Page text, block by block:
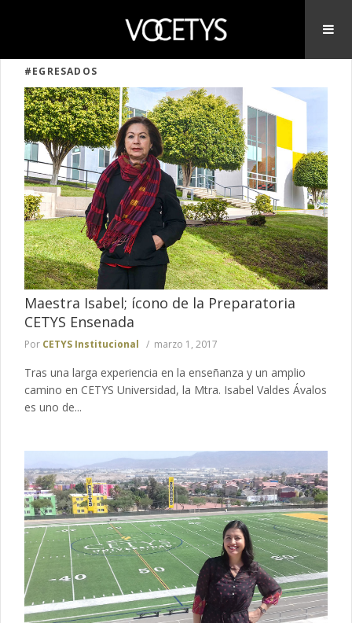
#EGRESADOS
Maestra Isabel; ícono de la Preparatoria
CETYS Ensenada
Por CETYS Institucional marzo 1, 2017
Tras una larga experiencia en la enseñanza y un amplio
camino en CETYS Universidad, la Mtra. Isabel Valdes Ávalos
es uno de...